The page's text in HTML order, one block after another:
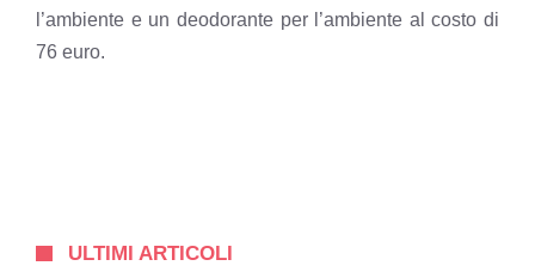
l’ambiente e un deodorante per l’ambiente al costo di
76 euro.
ULTIMI ARTICOLI